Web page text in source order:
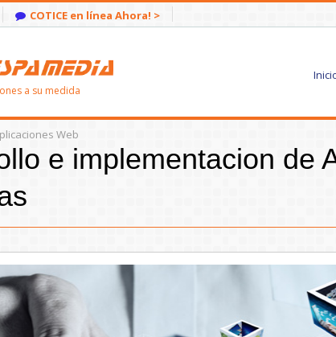
COTICE en línea Ahora! >
a su medida
Web
e implementacion de